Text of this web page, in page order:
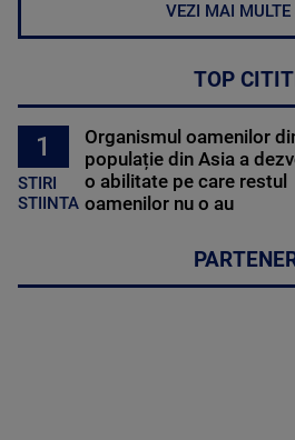
VEZI MAI MULTE
TOP
1
STIRI
STIINTA
Organismul oamenilor
populație din Asia a
o abilitate pe care restul
oamenilor nu o au